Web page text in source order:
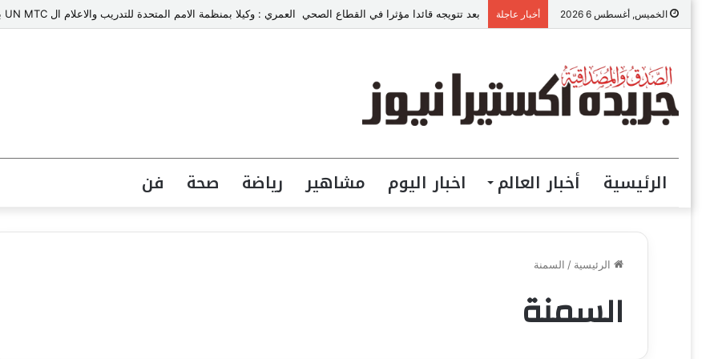
الخميس, أغسطس 6 2026 أخبار عاجلة بعد تتويجه قائدا مؤثرا في القطاع الصحي العمري : وكيلا بمنظمة الامم المتحدة للتدريب والاعلام ال UN MTC بالمملكة ودول الخليج العربي
الرئيسية أخبار العالم اخبار اليوم مشاهير رياضة صحة فن
الرئيسية / السمنة
السمنة